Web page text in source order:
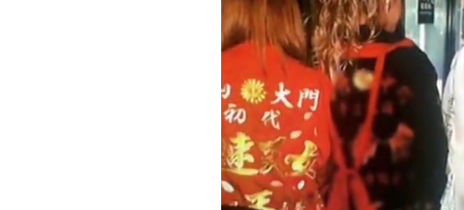
《BTS厳戒トーキョー滞在記》RM→渋谷で飲み会、
終戦から81年
おすすめのキーワード
#藤田晋 #三山凌輝 #
#玉木雄一郎
#亀和田武